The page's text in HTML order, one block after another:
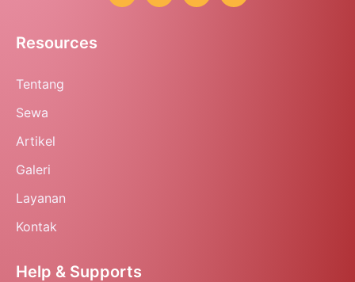
Resources
Tentang
Sewa
Artikel
Galeri
Layanan
Kontak
Help & Supports